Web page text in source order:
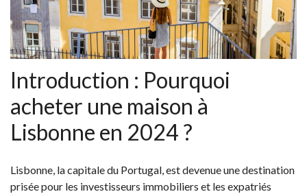
Introduction : Pourquoi
acheter une maison à
Lisbonne en 2024 ?
Lisbonne, la capitale du Portugal, est devenue une destination
prisée pour les investisseurs immobiliers et les expatriés